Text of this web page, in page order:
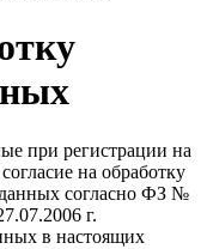
при регистрации на
на обработку
согласно ФЗ №
г.
в настоящих